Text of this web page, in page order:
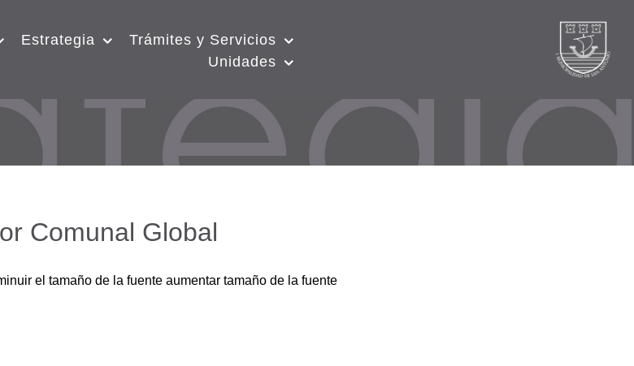
Estrategia
Trámites y Servicios
Unidades
Comunal Global
el tamaño de la fuente aumentar tamaño de la fuente